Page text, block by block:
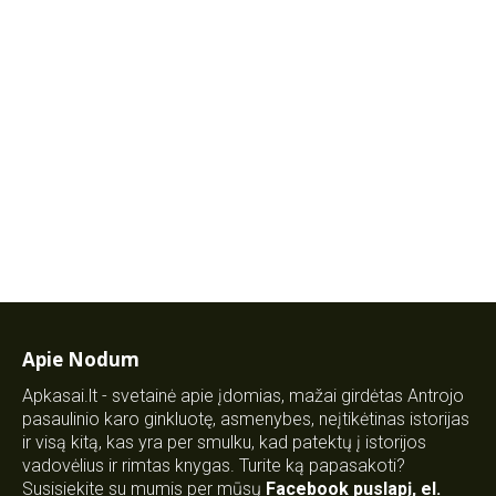
Apie Nodum
Apkasai.lt - svetainė apie įdomias, mažai girdėtas Antrojo
pasaulinio karo ginkluotę, asmenybes, neįtikėtinas istorijas
ir visą kitą, kas yra per smulku, kad patektų į istorijos
vadovėlius ir rimtas knygas. Turite ką papasakoti?
Susisiekite su mumis per mūsų Facebook puslapį, el.